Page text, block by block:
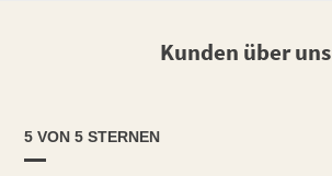
Kunden über uns
5 VON 5 STERNEN